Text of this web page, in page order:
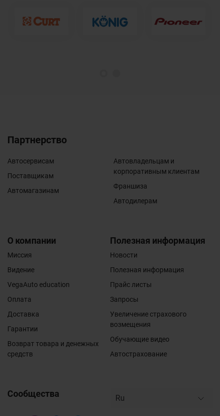
Партнерство
Автосервисам
Поставщикам
Автомагазинам
Автовладельцам и
корпоративным клиентам
Франшиза
Автодилерам
О компании
Миссия
Видение
VegaAuto education
Оплата
Доставка
Гарантии
Возврат товара и денежных
средств
Полезная информация
Новости
Полезная информация
Прайс листы
Запросы
Увеличение страхового
возмещения
Обучающие видео
Автострахование
Сообщества